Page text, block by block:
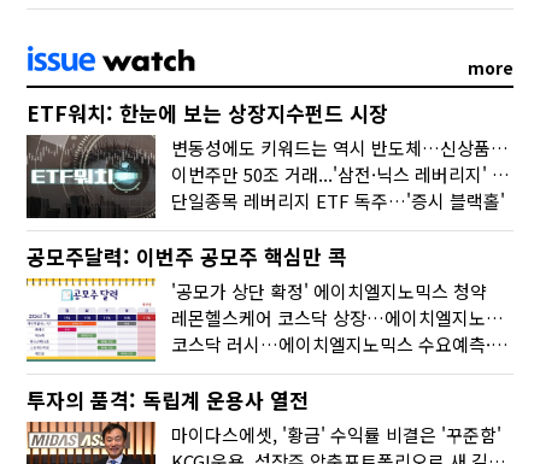
more
ETF워치: 한눈에 보는 상장지수펀드 시장
변동성에도 키워드는 역시 반도체…신상품은 우주·방산
이번주만 50조 거래...'삼전·닉스 레버리지' 수익률은 -30%
단일종목 레버리지 ETF 독주…'증시 블랙홀'
공모주달력: 이번주 공모주 핵심만 콕
'공모가 상단 확정' 에이치엘지노믹스 청약
레몬헬스케어 코스닥 상장…에이치엘지노믹스 수요예측
코스닥 러시…에이치엘지노믹스 수요예측·레메디 청약
투자의 품격: 독립계 운용사 열전
마이다스에셋, '황금' 수익률 비결은 '꾸준함'